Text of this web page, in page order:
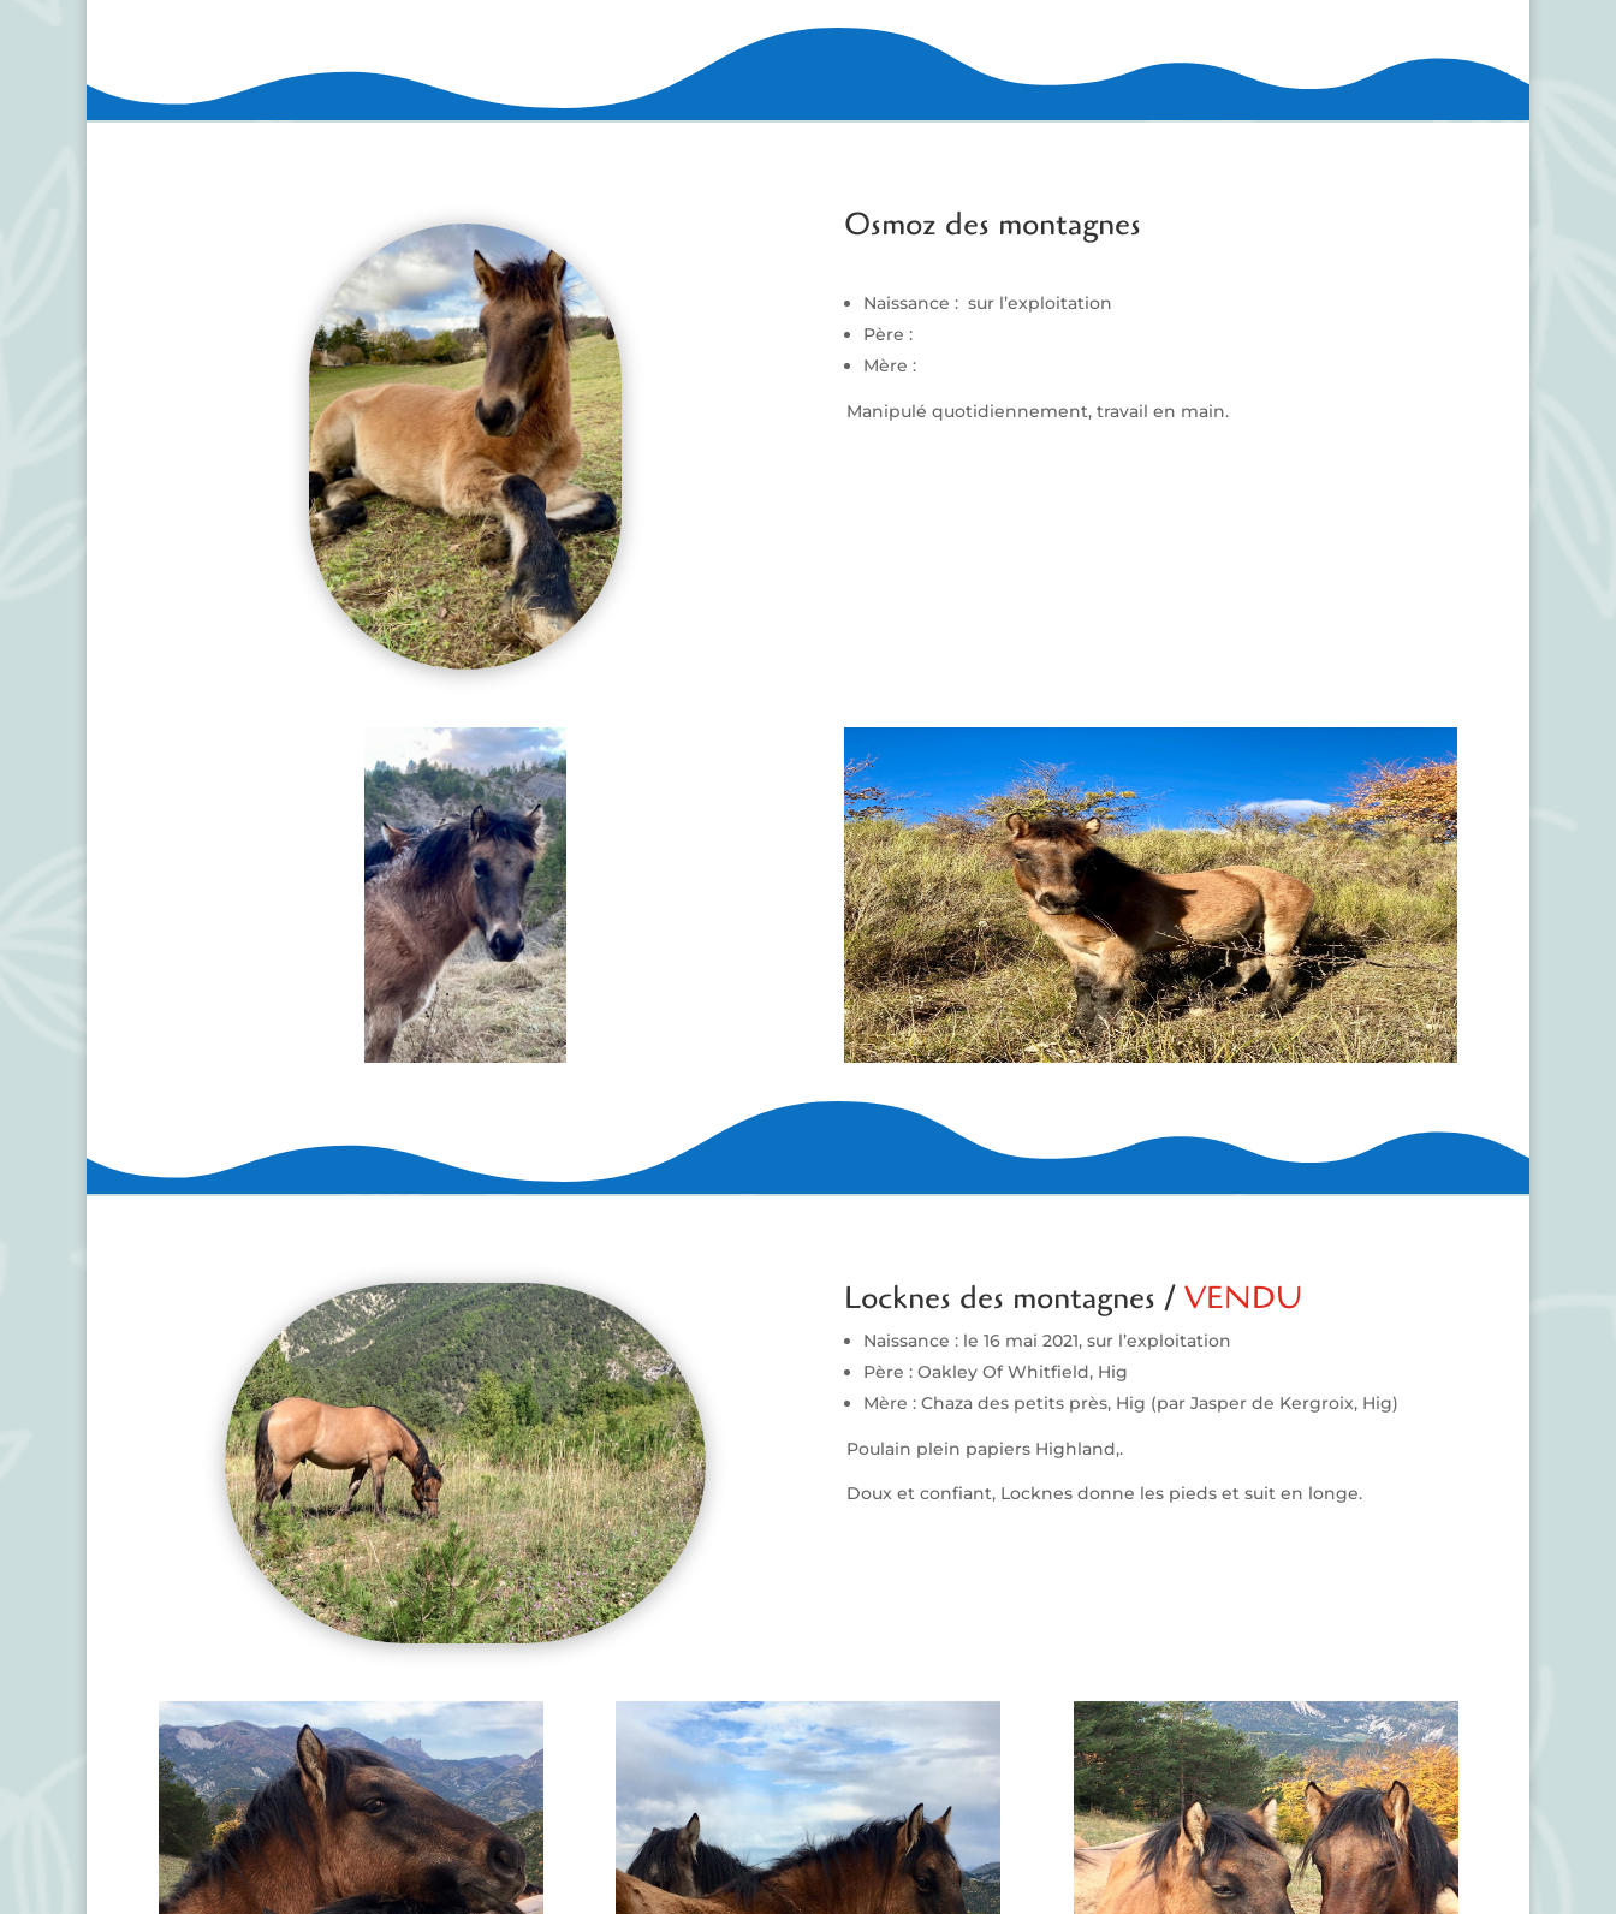
Osmoz des montagnes
Naissance : sur l’exploitation
Père :
Mère :
Manipulé quotidiennement, travail en main.
Locknes des montagnes / VENDU
Naissance : le 16 mai 2021, sur l’exploitation
Père : Oakley Of Whitfield, Hig
Mère : Chaza des petits près, Hig (par Jasper de Kergroix, Hig)
Poulain plein papiers Highland,.
Doux et confiant, Locknes donne les pieds et suit en longe.